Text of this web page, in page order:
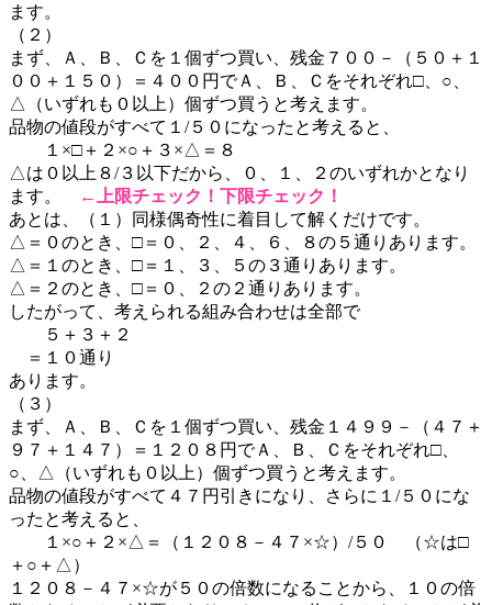
ます。
（２）
まず、Ａ、Ｂ、Ｃを１個ずつ買い、残金７００－（５０＋１
００＋１５０）＝４００円でＡ、Ｂ、Ｃをそれぞれ□、○、
△（いずれも０以上）個ずつ買うと考えます。
品物の値段がすべて１/５０になったと考えると、
１×□＋２×○＋３×△＝８
△は０以上８/３以下だから、０、１、２のいずれかとなり
ます。
←上限チェック！下限チェック！
あとは、（１）同様偶奇性に着目して解くだけです。
△＝０のとき、□＝０、２、４、６、８の５通りあります。
△＝１のとき、□＝１、３、５の３通りあります。
△＝２のとき、□＝０、２の２通りあります。
したがって、考えられる組み合わせは全部で
５＋３＋２
＝１０通り
あります。
（３）
まず、Ａ、Ｂ、Ｃを１個ずつ買い、残金１４９９－（４７＋
９７＋１４７）＝１２０８円でＡ、Ｂ、Ｃをそれぞれ□、
○、△（いずれも０以上）個ずつ買うと考えます。
品物の値段がすべて４７円引きになり、さらに１/５０にな
ったと考えると、
１×○＋２×△＝（１２０８－４７×☆）/５０ （☆は□
＋○＋△）
１２０８－４７×☆が５０の倍数になることから、１０の倍